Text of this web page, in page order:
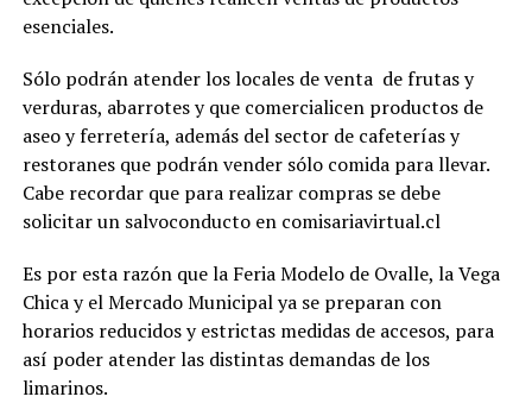
esenciales.
Sólo podrán atender los locales de venta de frutas y
verduras, abarrotes y que comercialicen productos de
aseo y ferretería, además del sector de cafeterías y
restoranes que podrán vender sólo comida para llevar.
Cabe recordar que para realizar compras se debe
solicitar un salvoconducto en comisariavirtual.cl
Es por esta razón que la Feria Modelo de Ovalle, la Vega
Chica y el Mercado Municipal ya se preparan con
horarios reducidos y estrictas medidas de accesos, para
así poder atender las distintas demandas de los
limarinos.